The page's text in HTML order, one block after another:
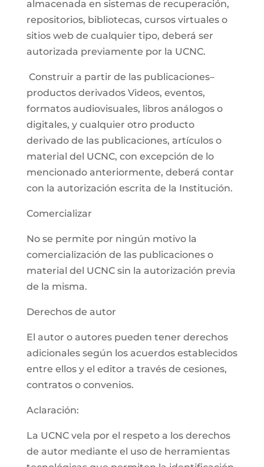
almacenada en sistemas de recuperación,
repositorios, bibliotecas, cursos virtuales o
sitios web de cualquier tipo, deberá ser
autorizada previamente por la UCNC.
Construir a partir de las publicaciones–
productos derivados Videos, eventos,
formatos audiovisuales, libros análogos o
digitales, y cualquier otro producto
derivado de las publicaciones, artículos o
material del UCNC, con excepción de lo
mencionado anteriormente, deberá contar
con la autorización escrita de la Institución.
Comercializar
No se permite por ningún motivo la
comercialización de las publicaciones o
material del UCNC sin la autorización previa
de la misma.
Derechos de autor
El autor o autores pueden tener derechos
adicionales según los acuerdos establecidos
entre ellos y el editor a través de cesiones,
contratos o convenios.
Aclaración:
La UCNC vela por el respeto a los derechos
de autor mediante el uso de herramientas